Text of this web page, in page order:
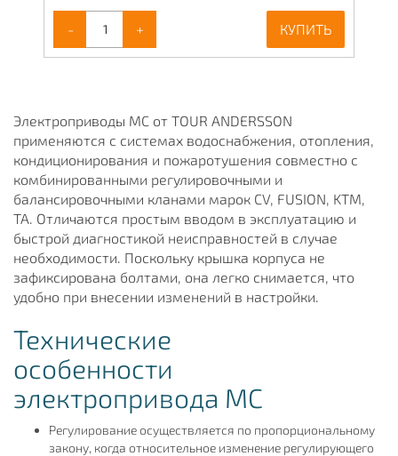
- + КУПИТЬ
Электроприводы МС от TOUR ANDERSSON
применяются с системах водоснабжения, отопления,
кондиционирования и пожаротушения совместно с
комбинированными регулировочными и
балансировочными кланами марок CV, FUSION, KTM,
TA. Отличаются простым вводом в эксплуатацию и
быстрой диагностикой неисправностей в случае
необходимости. Поскольку крышка корпуса не
зафиксирована болтами, она легко снимается, что
удобно при внесении изменений в настройки.
Технические
особенности
электропривода МС
Регулирование осуществляется по пропорциональному
закону, когда относительное изменение регулирующего